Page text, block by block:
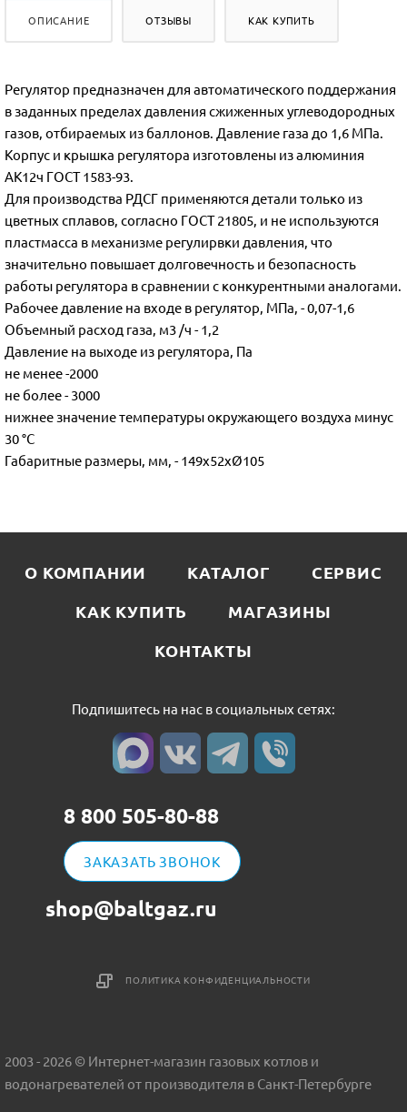
ОПИСАНИЕ ОТЗЫВЫ КАК КУПИТЬ
Регулятор предназначен для автоматического поддержания
в заданных пределах давления сжиженных углеводородных
газов, отбираемых из баллонов. Давление газа до 1,6 МПа.
Корпус и крышка регулятора изготовлены из алюминия
АК12ч ГОСТ 1583-93.
Для производства РДСГ применяются детали только из
цветных сплавов, согласно ГОСТ 21805, и не используются
пластмасса в механизме регулирвки давления, что
значительно повышает долговечность и безопасность
работы регулятора в сравнении с конкурентными аналогами.
Рабочее давление на входе в регулятор, МПа, - 0,07-1,6
Объемный расход газа, м3 /ч - 1,2
Давление на выходе из регулятора, Па
не менее -2000
не более - 3000
нижнее значение температуры окружающего воздуха минус
30 °С
Габаритные размеры, мм, - 149х52хØ105
О КОМПАНИИ КАТАЛОГ
СЕРВИС
КАК КУПИТЬ
МАГАЗИНЫ
КОНТАКТЫ
Подпишитесь на нас в социальных сетях:
8 800 505-80-88
ЗАКАЗАТЬ ЗВОНОК
shop@baltgaz.ru
ПОЛИТИКА КОНФИДЕНЦИАЛЬНОСТИ
2003 - 2026 © Интернет-магазин газовых котлов и
водонагревателей от производителя в Санкт-Петербурге